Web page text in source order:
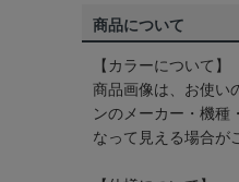
商品について
【カラーについて】
商品画像は、お使い
ンのメーカー・機種
なって見える場合が